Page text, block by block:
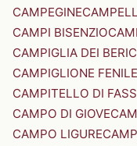
CAMPEGINE
CAMPI BISENZIO
CAMPIGLIA DEI
CAMPIGLIONE FENILE
CAMPITELLO DI
CAMPO DI GIOVE
CAMPO LIGURE